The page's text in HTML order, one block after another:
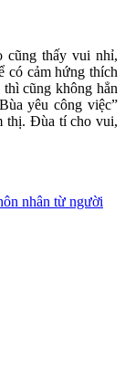
cũng thấy vui nhỉ,
có cảm hứng thích
cũng không hẳn
yêu công việc”
thị. Đùa tí cho vui,
nhân từ người